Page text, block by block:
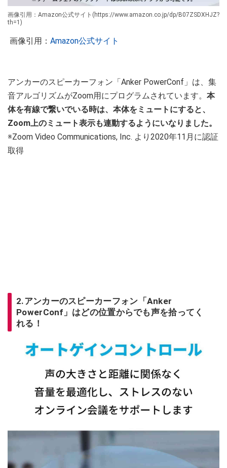
画像引用：Amazon公式サイト(https://www.amazon.co.jp/dp/B07ZSDXHJZ?
th=1)
画像引用： Amazon公式サイト
アンカーのスピーカーフォン「Anker PowerConf」は、集
音アルゴリズムがZoom用にプログラムされています。 本
体を有線で繋いでいる時は、本体をミュートにすると、
Zoom上のミュート表示も連動するようにいなりました。
※Zoom Video Communications, Inc. より2020年11月に認証
取得
2.アンカーのスピーカーフォン「Anker
PowerConf」はどの位置からでも声を拾ってく
れる！